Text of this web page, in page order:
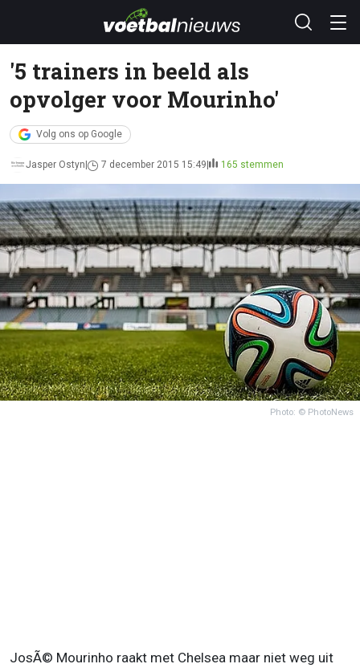
'5 trainers in beeld als
opvolger voor Mourinho'
Volg ons op Google
Jasper Ostyn 7 december 2015 15:49 165 stemmen
Photo: © PhotoNews
JosÃ© Mourinho raakt met Chelsea maar niet weg uit